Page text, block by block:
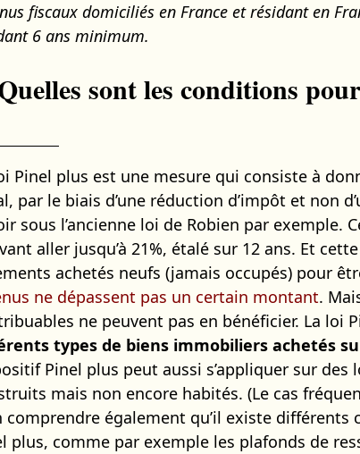
fiscaux domiciliés en France et résidant en
6 ans minimum.
sont les conditions
Pinel plus est une mesure qui consiste à
par le biais d’une réduction d’impôt et non
sous l’ancienne loi de Robien par exemple.
aller jusqu’à 21%, étalé sur 12 ans. Et
achetés neufs (jamais occupés) pour
ne dépassent pas un certain montant.
ne peuvent pas en bénéficier. La loi
types de biens immobiliers achetés
Pinel plus peut aussi s’appliquer sur
mais non encore habités. (Le cas
comprendre également qu’il existe
plus, comme par exemple les plafonds de